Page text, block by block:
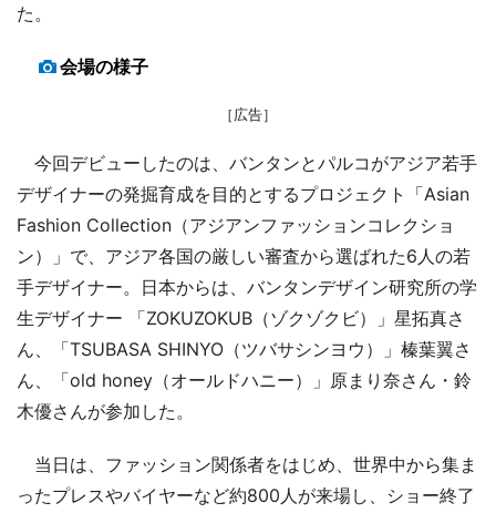
た。
会場の様子
［広告］
今回デビューしたのは、バンタンとパルコがアジア若手
デザイナーの発掘育成を目的とするプロジェクト「Asian
Fashion Collection（アジアンファッションコレクショ
ン）」で、アジア各国の厳しい審査から選ばれた6人の若
手デザイナー。日本からは、バンタンデザイン研究所の学
生デザイナー 「ZOKUZOKUB（ゾクゾクビ）」星拓真さ
ん、「TSUBASA SHINYO（ツバサシンヨウ）」榛葉翼さ
ん、「old honey（オールドハニー）」原まり奈さん・鈴
木優さんが参加した。
当日は、ファッション関係者をはじめ、世界中から集ま
ったプレスやバイヤーなど約800人が来場し、ショー終了